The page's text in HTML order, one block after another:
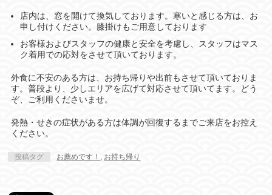
店内は、窓を開けて換気しております。寒いと感じる方は、お
申し付けください。膝掛けもご用意しております
お客様およびスタッフの健康と安全を考慮し、スタッフはマス
ク着用での応対をさせて頂いております。
外食に不安のある方は、お持ち帰りや出前もさせて頂いておりま
す。普段より、少しエリアを広げて対応させて頂いてます。どう
ぞ、ご利用くださいませ。
発熱・せきの症状がある方は体調が回復するまでご来店をお控え
ください。
投稿タグ お薦めです！ , お持ち帰り